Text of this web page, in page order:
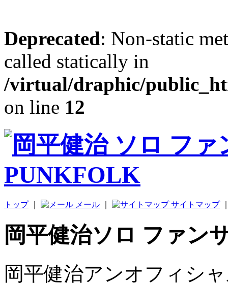
Deprecated: Non-static
called statically in
/virtual/draphic/
on line 12
トップ｜ メール サイトマップ
岡平健治ソロ ファン
岡平健治アンオフィシ